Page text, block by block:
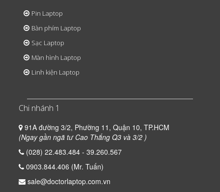
Pin Laptop
Bàn phím Laptop
Sạc Laptop
Màn hình Laptop
Linh kiện Laptop
Chi nhánh 1
91A đường 3/2, Phường 11, Quận 10, TP.HCM
(Ngay gần ngã tư Cao Thắng Q3 và 3/2 )
(028) 22.483.484 - 39.260.567
0903.844.406 (Mr. Tuấn)
sale@doctorlaptop.com.vn